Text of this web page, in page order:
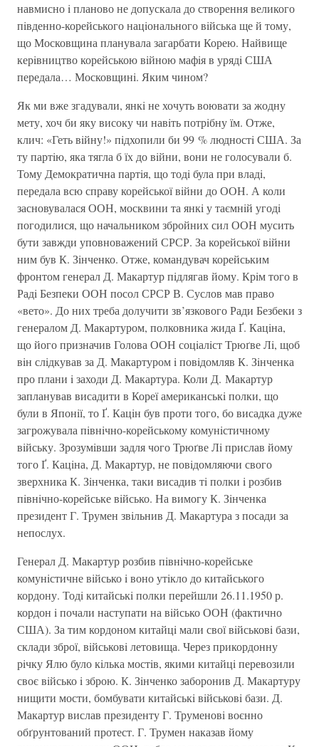
навмисно i планово не допускала до створення великого
пiвденно-корейського нацiонального вiйська ще й тому,
що Московщина планувала загарбати Корею. Найвище
керiвництво корейською вiйною мафiя в урядi США
передала… Московщинi. Яким чином?
Як ми вже згадували, янкi не хочуть воювати за жодну
мету, хоч би яку високу чи навiть потрiбну їм. Отже,
клич: «Геть вiйну!» пiдхопили би 99 % людностi США. За
ту партiю, яка тягла б їх до вiйни, вони не голосували б.
Тому Демократична партiя, що тодi була при владi,
передала всю справу корейської вiйни до ООН. А коли
засновувалася ООН, москвини та янкi у таємнiй угодi
погодилися, що начальником збройних сил ООН мусить
бути завжди уповноважений СРСР. За корейської вiйни
ним був К. Зiнченко. Отже, командувач корейським
фронтом генерал Д. Макартур пiдлягав йому. Крiм того в
Радi Безпеки ООН посол СРСР В. Суслов мав право
«вето». До них треба долучити зв’язкового Ради Безбеки з
генералом Д. Макартуром, полковника жида Ґ. Кацiна,
що його призначив Голова ООН соцiалiст Трюґве Лi, щоб
вiн слiдкував за Д. Макартуром i повiдомляв К. Зiнченка
про плани i заходи Д. Макартура. Коли Д. Макартур
запланував висадити в Кореї американськi полки, що
були в Японiї, то Ґ. Кацiн був проти того, бо висадка дуже
загрожувала пiвнiчно-корейському комунiстичному
вiйську. Зрозумiвши задля чого Трюґве Лi прислав йому
того Ґ. Кацiна, Д. Макартур, не повiдомляючи свого
зверхника К. Зiнченка, таки висадив тi полки i розбив
пiвнiчно-корейське вiйсько. На вимогу К. Зiнченка
президент Г. Трумен звiльнив Д. Макартура з посади за
непослух.
Генерал Д. Макартур розбив пiвнiчно-корейське
комунiстичне вiйсько i воно утiкло до китайського
кордону. Тодi китайськi полки перейшли 26.11.1950 р.
кордон i почали наступати на вiйсько ООН (фактично
США). За тим кордоном китайцi мали свої вiйськовi бази,
склади зброї, вiйськовi летовища. Через прикордонну
рiчку Ялю було кiлька мостiв, якими китайцi перевозили
своє вiйсько i зброю. К. Зiнченко заборонив Д. Макартуру
нищити мости, бомбувати китайськi вiйськовi бази. Д.
Макартур вислав президенту Г. Труменовi воєнно
обґрунтований протест. Г. Трумен наказав йому